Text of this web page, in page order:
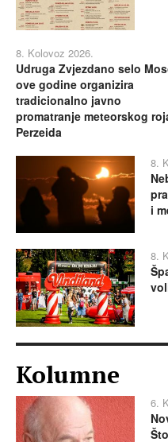
8. Kolovoz 2026.
Udruga Zvjezdano selo
ove godine organizira
tradicionalno javno
promatranje meteorskog
Perzeida
8.
i
8.
Kolumne
6.